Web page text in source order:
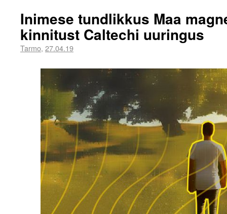
Inimese tundlikkus Maa
kinnitust Caltechi uuringus
Tarmo, 27.04.19